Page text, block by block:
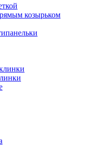
козырьком